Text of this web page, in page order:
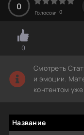
0
Голосов: 0
0
Смотреть
и эмоции.
контентом
Название